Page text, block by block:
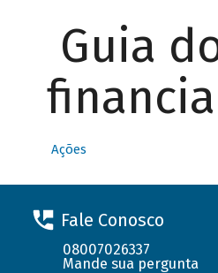
Guia
Ações
Fale Conosco
08007026337
Mande sua pergunta